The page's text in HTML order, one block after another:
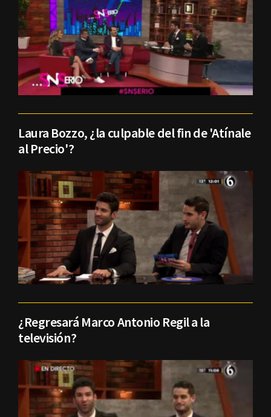
Laura Bozzo, ¿la culpable del fin de 'Atínale
al Precio'?
¿Regresará Marco Antonio Regil a la
televisión?